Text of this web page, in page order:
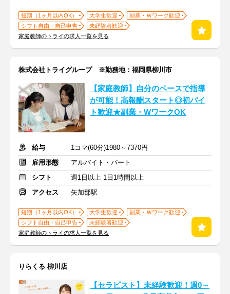
短期（1ヶ月以内OK） 大学生歓迎
副業・Ｗワーク歓迎
シフト自由・自己申告
未経験者歓迎
家庭教師のトライの求人一覧を見る
株式会社トライグループ ※勤務地：福岡県柳川市
【家庭教師】自分のペースで指導
が可能！高報酬スタート◎初バイ
ト歓迎★副業・WワークOK
給与
1コマ(60分)1980～7370円
雇用形態
アルバイト・パート
シフト
週1日以上 1日1時間以上
アクセス
矢加部駅
短期（1ヶ月以内OK） 大学生歓迎
副業・Ｗワーク歓迎
シフト自由・自己申告
未経験者歓迎
家庭教師のトライの求人一覧を見る
りらくる 柳川店
【セラピスト】未経験歓迎！週0～